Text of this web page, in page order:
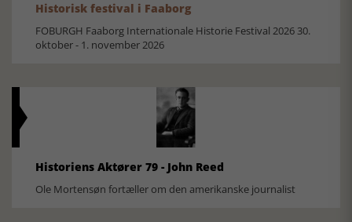
Historisk festival i Faaborg
FOBURGH Faaborg Internationale Historie Festival 2026 30.
oktober - 1. november 2026
Historiens Aktører 79 - John Reed
Ole Mortensøn fortæller om den amerikanske journalist